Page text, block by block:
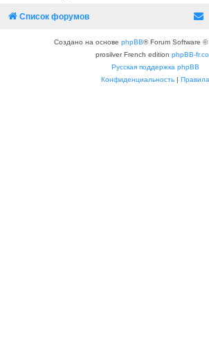
Список форумов
Создано на основе phpBB® Forum Software ©
prosilver French edition phpBB-
Русская поддержка phpBB
Конфиденциальность| Правила